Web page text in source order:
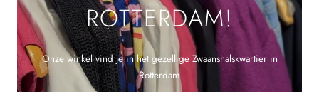
ROTTERDAM!
Onze winkel vind je in het gezellige Zwaanshalskwartier in
Rotterdam